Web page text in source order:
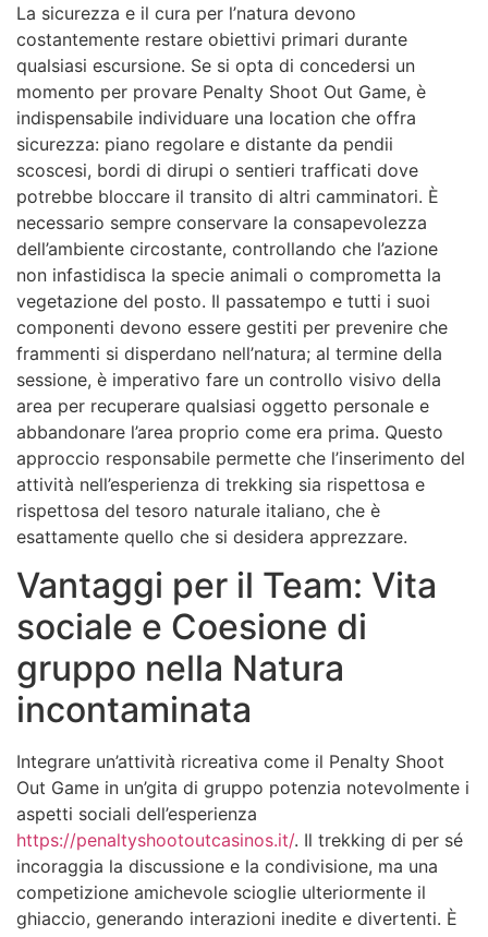
La sicurezza e il cura per l’natura devono
costantemente restare obiettivi primari durante
qualsiasi escursione. Se si opta di concedersi un
momento per provare Penalty Shoot Out Game, è
indispensabile individuare una location che offra
sicurezza: piano regolare e distante da pendii
scoscesi, bordi di dirupi o sentieri trafficati dove
potrebbe bloccare il transito di altri camminatori. È
necessario sempre conservare la consapevolezza
dell’ambiente circostante, controllando che l’azione
non infastidisca la specie animali o comprometta la
vegetazione del posto. Il passatempo e tutti i suoi
componenti devono essere gestiti per prevenire che
frammenti si disperdano nell’natura; al termine della
sessione, è imperativo fare un controllo visivo della
area per recuperare qualsiasi oggetto personale e
abbandonare l’area proprio come era prima. Questo
approccio responsabile permette che l’inserimento del
attività nell’esperienza di trekking sia rispettosa e
rispettosa del tesoro naturale italiano, che è
esattamente quello che si desidera apprezzare.
Vantaggi per il Team: Vita
sociale e Coesione di
gruppo nella Natura
incontaminata
Integrare un’attività ricreativa come il Penalty Shoot
Out Game in un’gita di gruppo potenzia notevolmente i
aspetti sociali dell’esperienza
https://penaltyshootoutcasinos.it/. Il trekking di per sé
incoraggia la discussione e la condivisione, ma una
competizione amichevole scioglie ulteriormente il
ghiaccio, generando interazioni inedite e divertenti. È